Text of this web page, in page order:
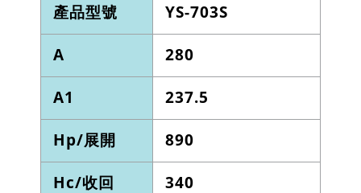
產品型號 YS-703S
A 280
A1 237.5
Hp/展開 890
Hc/收回 340